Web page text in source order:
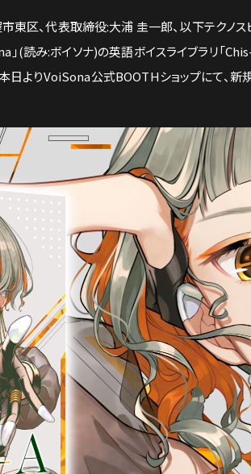
東区、代表取締役:大浦 圭一郎、以下テクノ
」(読み:ボイソナ)の英語ボイスライブラリ「
日よりVoiSona公式BOOTHショップにて、